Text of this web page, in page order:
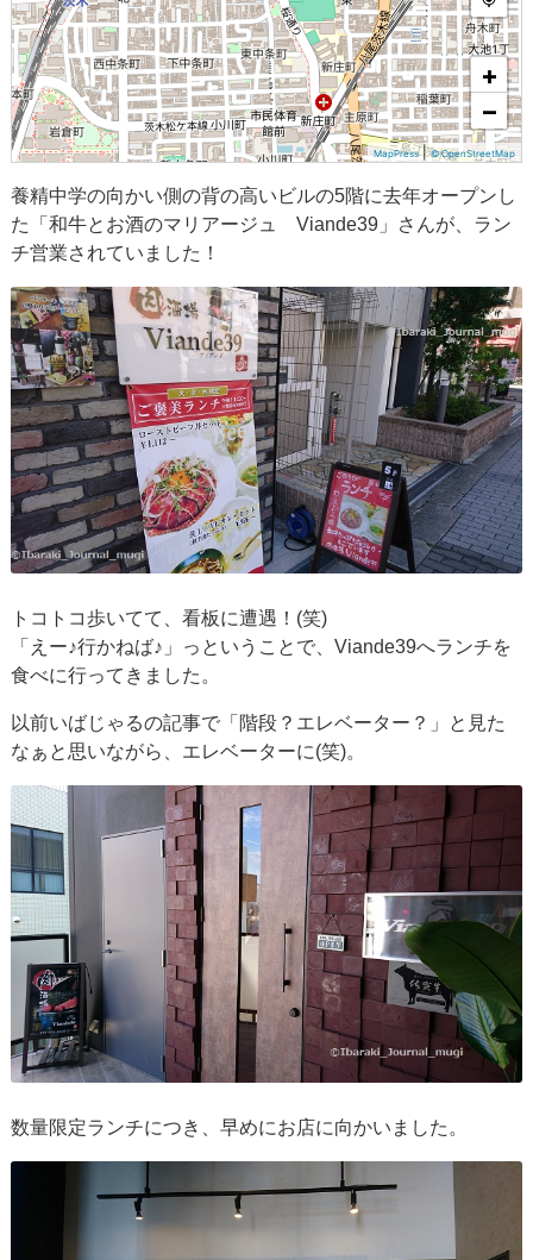
+
−
MapPress|© OpenStreetMap
養精中学の向かい側の背の高いビルの5階に去年オープンし
た「和牛とお酒のマリアージュ Viande39」さんが、ラン
チ営業されていました！
トコトコ歩いてて、看板に遭遇！(笑)
「えー♪行かねば♪」っということで、Viande39へランチを
食べに行ってきました。
以前いばじゃるの記事で「階段？エレベーター？」と見た
なぁと思いながら、エレベーターに(笑)。
数量限定ランチにつき、早めにお店に向かいました。